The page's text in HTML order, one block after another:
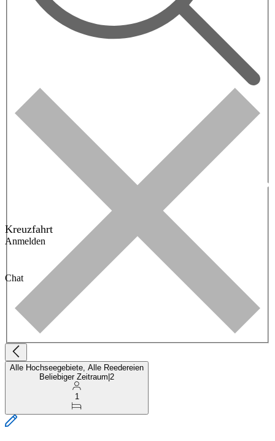
Kreuzfahrt
Anmelden
Chat
Alle Hochseegebiete, Alle Reedereien
Beliebiger Zeitraum 2
1